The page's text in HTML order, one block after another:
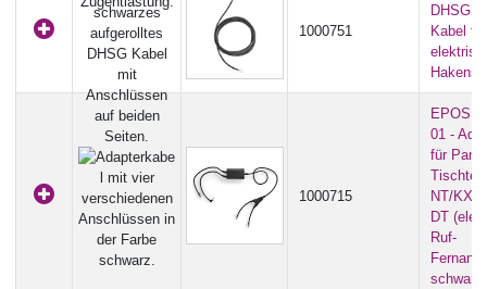
1000751
DHSG -
Kabel für
1000715
EPOS
01 -
für
NT/KX-
DT
Ruf-
schwarz